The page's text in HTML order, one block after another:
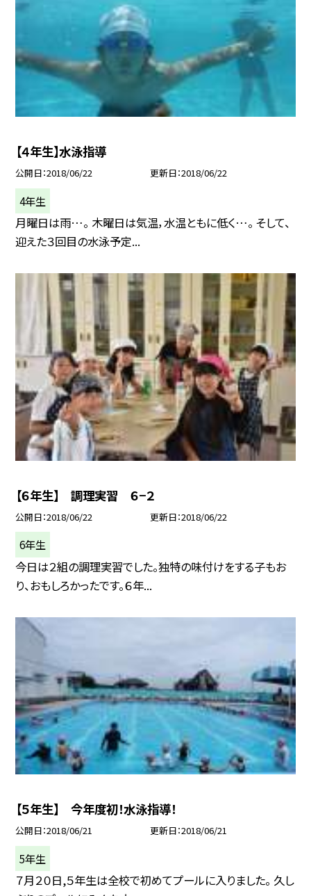
【４年生】水泳指導
公開日 2018/06/22 更新日 2018/06/22
4年生
月曜日は雨…。 木曜日は気温，水温ともに低く…。 そして、
迎えた３回目の水泳予定...
【６年生】 調理実習 ６−２
公開日 2018/06/22 更新日 2018/06/22
6年生
今日は２組の調理実習でした。独特の味付けをする子もお
り、おもしろかったです。６年...
【５年生】 今年度初！水泳指導！
公開日 2018/06/21 更新日 2018/06/21
5年生
７月２０日,５年生は全校で初めてプールに入りました。 久し